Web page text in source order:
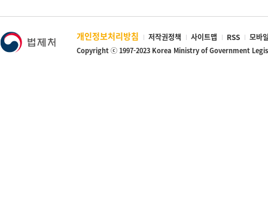
개인정보처리방침 저작권정책 사이트맵 RSS 모바
Copyright ⓒ 1997-2023 Korea Ministry of Government